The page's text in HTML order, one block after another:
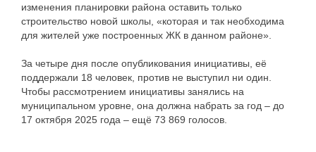
изменения планировки района оставить только
строительство новой школы, «которая и так необходима
для жителей уже построенных ЖК в данном районе».
За четыре дня после опубликования инициативы, её
поддержали 18 человек, против не выступил ни один.
Чтобы рассмотрением инициативы занялись на
муниципальном уровне, она должна набрать за год – до
17 октября 2025 года – ещё 73 869 голосов.